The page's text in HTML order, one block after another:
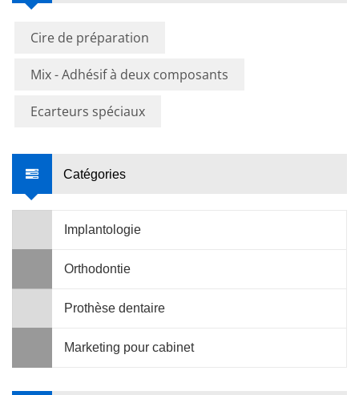
Cire de préparation
Mix - Adhésif à deux composants
Ecarteurs spéciaux
Catégories
Implantologie
Orthodontie
Prothèse dentaire
Marketing pour cabinet